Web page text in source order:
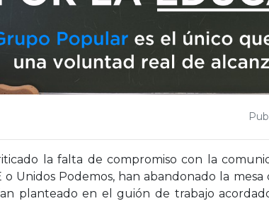
la falta de compromiso con la
Unidos Podemos, han abandonado la
planteado en el guión de trabajo